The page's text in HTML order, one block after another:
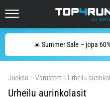
☀️ Summer Sale – jopa
on
arvoista!
hyötyjä
tarjoaa,
…
Juoksu Varusteet Urheilu
Urheilu aurinkolasit
Filtr
Merkki